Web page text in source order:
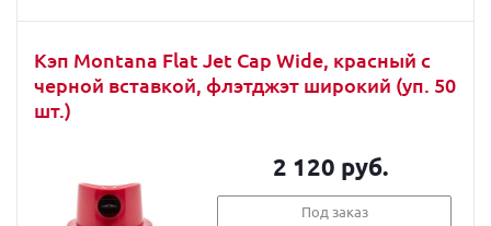
Кэп Montana Flat Jet Cap Wide, красный с
черной вставкой, флэтджэт широкий (уп. 50
шт.)
2 120 руб.
Под заказ